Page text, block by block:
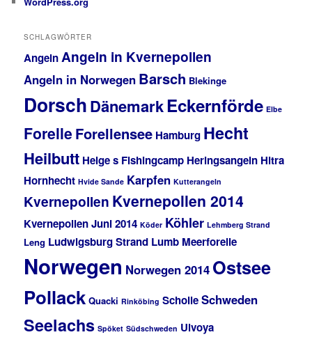
SCHLAGWÖRTER
Angeln Angeln in Kvernepollen
Angeln in Norwegen Barsch Blekinge
DorschDänemarkEckernförde Elbe
ForelleForellensee Hamburg Hecht
Heilbutt Helge s Fishingcamp Heringsangeln Hitra
Hornhecht Hvide Sande Karpfen Kutterangeln
Kvernepollen Kvernepollen 2014
Kvernepollen Juni 2014 Köder Köhler Lehmberg Strand
Leng Ludwigsburg Strand Lumb Meerforelle
Norwegen Norwegen 2014 Ostsee
Pollack Quacki Rinköbing ScholleSchweden
Seelachs Spöket Südschweden Ulvoya